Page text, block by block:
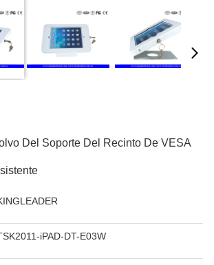
Del Soporte Del Recinto De VESA
iPAD-DT-E03W